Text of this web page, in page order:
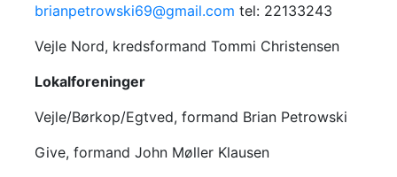
brianpetrowski69@gmail.com tel: 22133243
Vejle Nord, kredsformand Tommi Christensen
Lokalforeninger
Vejle/Børkop/Egtved, formand Brian Petrowski
Give, formand John Møller Klausen